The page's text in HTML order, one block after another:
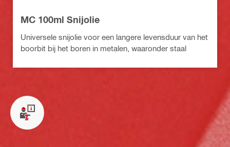
MC 100ml Snijolie
Universele snijolie voor een langere levensduur van het
boorbit bij het boren in metalen, waaronder staal